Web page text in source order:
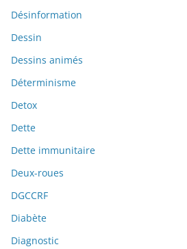
Désinformation
Dessin
Dessins animés
Déterminisme
Detox
Dette
Dette immunitaire
Deux-roues
DGCCRF
Diabète
Diagnostic